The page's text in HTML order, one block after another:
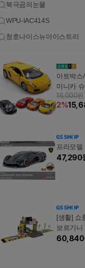
북극곰의눈물
WPU-IAC414S
청호나이스뉴아이스트리
아트박스
미니카
16,000원
2%
프라모
47,290
[생활] 쇼
보르기
60,840